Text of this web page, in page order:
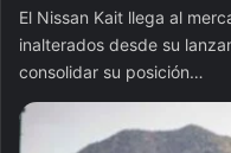
El Nissan Kait llega al
inalterados desde su
consolidar su posición…